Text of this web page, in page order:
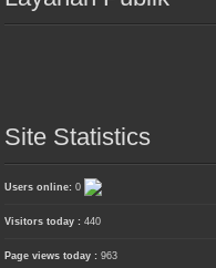
Site Statistics
Users online:0
Visitors today :440
Page views today :963